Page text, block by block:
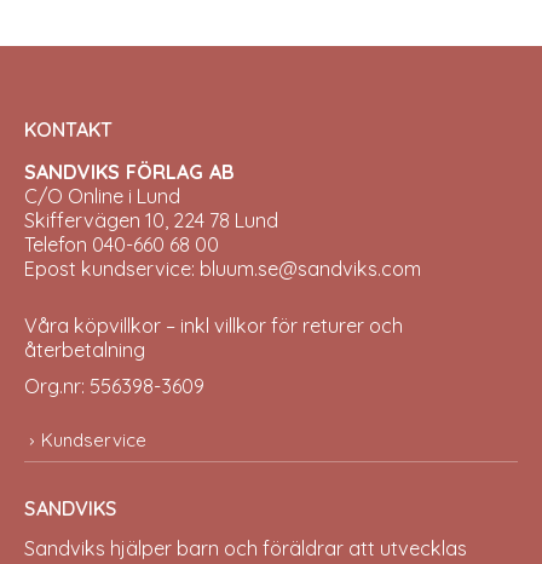
KONTAKT
SANDVIKS FÖRLAG AB
C/O Online i Lund
Skiffervägen 10, 224 78 Lund
Telefon 040-660 68 00
Epost kundservice: bluum.se@sandviks.com
Våra köpvillkor – inkl villkor för returer och
återbetalning
Org.nr: 556398-3609
Kundservice
SANDVIKS
Sandviks hjälper barn och föräldrar att utvecklas